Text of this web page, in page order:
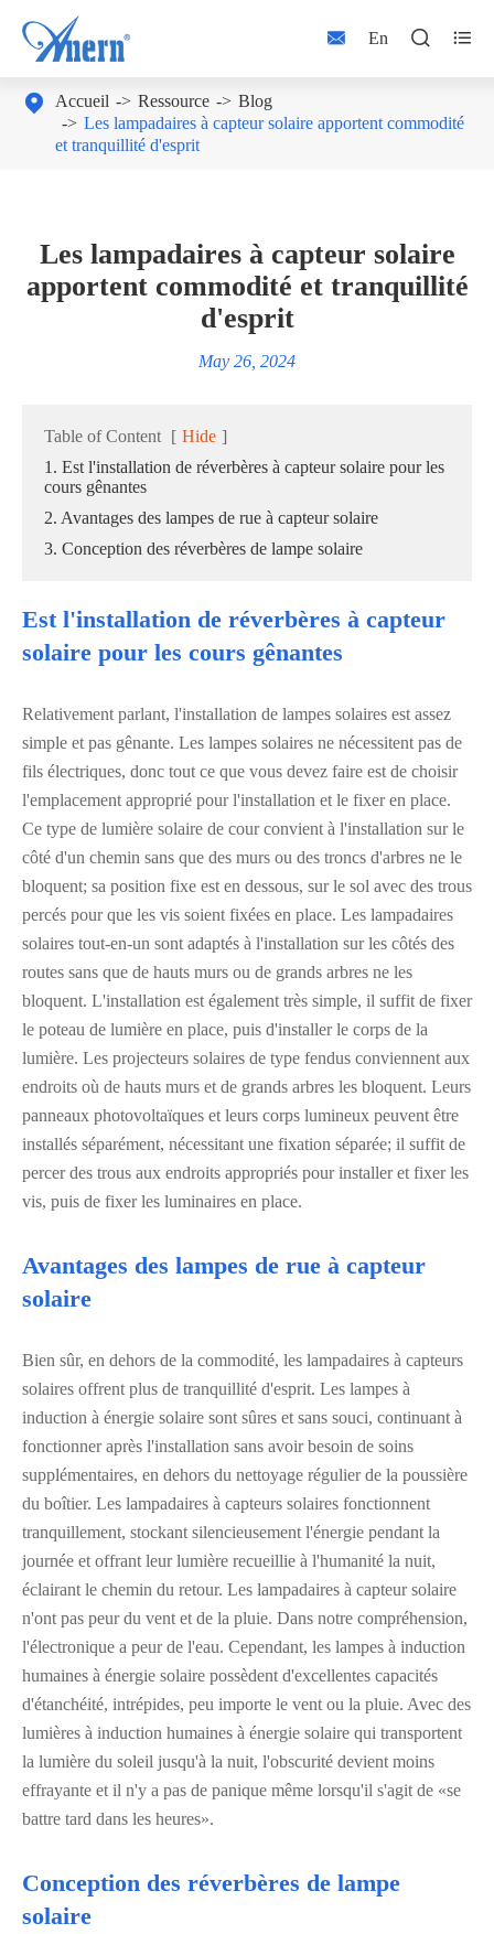
 En  
 Accueil Ressource
Blog
Les lampadaires à capteur solaire apportent commodité
et tranquillité d'esprit
Les lampadaires à capteur solaire
apportent commodité et tranquillité
d'esprit
May 26, 2024
Table of Content [ Hide ]
1. Est l'installation de réverbères à capteur solaire pour les
cours gênantes
2. Avantages des lampes de rue à capteur solaire
3. Conception des réverbères de lampe solaire
Est l'installation de réverbères à capteur
solaire pour les cours gênantes
Relativement parlant, l'installation de lampes solaires est assez
simple et pas gênante. Les lampes solaires ne nécessitent pas de
fils électriques, donc tout ce que vous devez faire est de choisir
l'emplacement approprié pour l'installation et le fixer en place.
Ce type de lumière solaire de cour convient à l'installation sur le
côté d'un chemin sans que des murs ou des troncs d'arbres ne le
bloquent; sa position fixe est en dessous, sur le sol avec des trous
percés pour que les vis soient fixées en place. Les lampadaires
solaires tout-en-un sont adaptés à l'installation sur les côtés des
routes sans que de hauts murs ou de grands arbres ne les
bloquent. L'installation est également très simple, il suffit de fixer
le poteau de lumière en place, puis d'installer le corps de la
lumière. Les projecteurs solaires de type fendus conviennent aux
endroits où de hauts murs et de grands arbres les bloquent. Leurs
panneaux photovoltaïques et leurs corps lumineux peuvent être
installés séparément, nécessitant une fixation séparée; il suffit de
percer des trous aux endroits appropriés pour installer et fixer les
vis, puis de fixer les luminaires en place.
Avantages des lampes de rue à capteur
solaire
Bien sûr, en dehors de la commodité, les lampadaires à capteurs
solaires offrent plus de tranquillité d'esprit. Les lampes à
induction à énergie solaire sont sûres et sans souci, continuant à
fonctionner après l'installation sans avoir besoin de soins
supplémentaires, en dehors du nettoyage régulier de la poussière
du boîtier. Les lampadaires à capteurs solaires fonctionnent
tranquillement, stockant silencieusement l'énergie pendant la
journée et offrant leur lumière recueillie à l'humanité la nuit,
éclairant le chemin du retour. Les lampadaires à capteur solaire
n'ont pas peur du vent et de la pluie. Dans notre compréhension,
l'électronique a peur de l'eau. Cependant, les lampes à induction
humaines à énergie solaire possèdent d'excellentes capacités
d'étanchéité, intrépides, peu importe le vent ou la pluie. Avec des
lumières à induction humaines à énergie solaire qui transportent
la lumière du soleil jusqu'à la nuit, l'obscurité devient moins
effrayante et il n'y a pas de panique même lorsqu'il s'agit de «se
battre tard dans les heures».
Conception des réverbères de lampe
solaire